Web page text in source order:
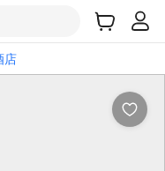
店